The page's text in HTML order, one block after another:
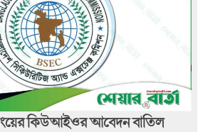
কিউআইওর আবেদন বাতিল